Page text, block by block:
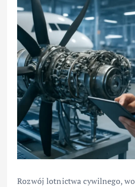
Rozwój lotnictwa cywilnego,